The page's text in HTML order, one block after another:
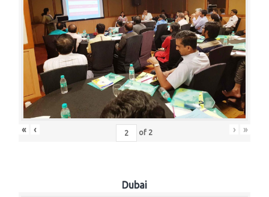
« ‹ of 2 › »
Dubai